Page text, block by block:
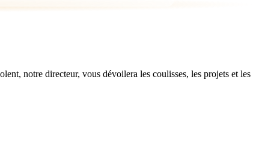
notre directeur, vous dévoilera les coulisses, les projets et les